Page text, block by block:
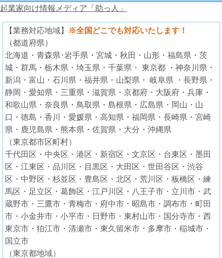
起業家向け情報メディア「助っ人」
【業務対応地域】
※全国どこでも対応いたします！
（都道府県）
北海道・青森県･岩手県・宮城・秋田・山形・福島県・茨
城・群馬・栃木県・埼玉県・千葉県・ 東京都 ・神奈川県・
新潟・富山・石川県・福井県・山梨県・ 岐阜県 ・長野県・
静岡・愛知県・三重県・滋賀県・京都府・大阪府・兵庫・
和歌山県・奈良県・鳥取県・島根県・広島県・岡山・山
口・徳島・香川・愛媛県・高知県・福岡県・長崎県・宮崎
県・鹿児島県・熊本県・佐賀県・大分・沖縄県
（東京都市区町村）
千代田区・中央区・港区・新宿区・文京区・台東区・墨田
区・江東区・品川区・目黒区・大田区・世田谷区・渋谷
区・中野区・杉並区・豊島区・北区・荒川区・板橋区・練
馬区・足立区・葛飾区・江戸川区・八王子市・立川市・武
蔵野市・三鷹市・青梅市・府中市・昭島市・調布市・町田
市・小金井市・小平市・日野市・東村山市・国分寺市・西
東京市・狛江市・清瀬市・東久留米市・多摩市・稲城市・
国立市
（東京都地域）